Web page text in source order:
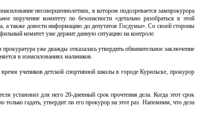
несовершеннолетних, в котором подозревается зампрокурора
поручение комитету по безопасности «детально разобраться в этой
а также довести информацию до депутатов Госдумы». Со своей стороны
комитет уже держит данную ситуацию на контроле.
уже дважды отказалась утвердить обвинительное заключение
в изнасилованиях мальчиков.
учеников детской спортивной школы в городе Курильске, прокурор
установил для него 20-дневный срок прочтения дела. Когда этот срок
гадать, утвердит ли его прокурор на этот раз. Напомним, что дела